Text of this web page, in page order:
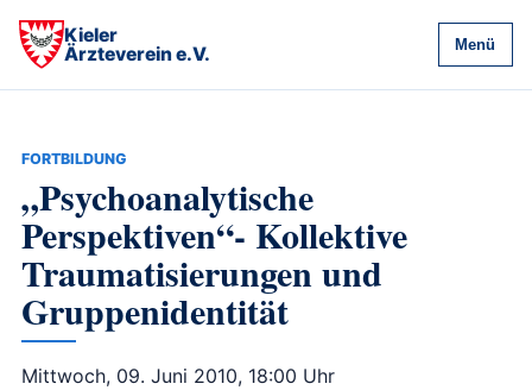
Kieler
Ärzteverein e.V.
Menü
FORTBILDUNG
„Psychoanalytische
Perspektiven“- Kollektive
Traumatisierungen und
Gruppenidentität
Mittwoch, 09. Juni 2010, 18:00 Uhr